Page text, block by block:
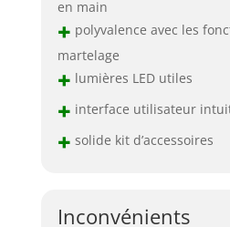
en main
+ polyvalence avec les
martelage
+ lumières LED utiles
+ interface utilisateur
+ solide kit d’accessoires
Inconvénients